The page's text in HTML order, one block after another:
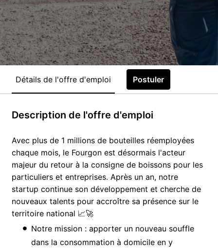
Détails de l'offre d'emploi Postuler
Description de l'offre d'emploi
Avec plus de 1 millions de bouteilles réemployées
chaque mois, le Fourgon est désormais l'acteur
majeur du retour à la consigne de boissons pour les
particuliers et entreprises. Après un an, notre
startup continue son développement et cherche de
nouveaux talents pour accroître sa présence sur le
territoire national 📈🚀
Notre mission : apporter un nouveau souffle
dans la consommation à domicile en y